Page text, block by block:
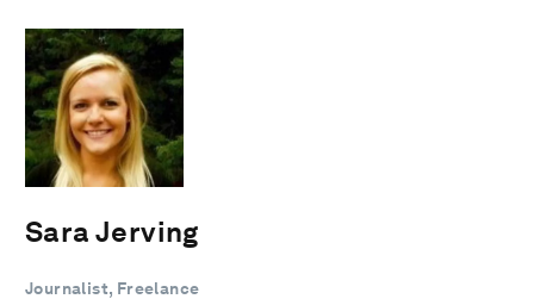
Sara Jerving
Journalist, Freelance